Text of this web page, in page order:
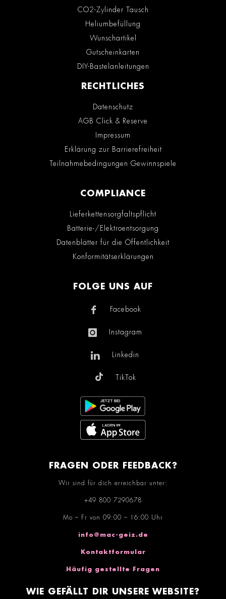
CO2-Zylinder Tausch
Heliumbefüllung
Wunschartikel
Gutscheinkarten
DIY-Bastelanleitungen
RECHTLICHES
Datenschutz
AGB Click & Reserve
Impressum
Erklärung zur Barrierefreiheit
Teilnahmebedingungen Gewinnspiele
COMPLIANCE
Lieferkettensorgfaltspflicht
Batterie-/Elektroentsorgung
Datenblätter für die Öffentlichkeit
Konformitätserklärungen
FOLGE UNS AUF
Facebook
Instagram
Linkedin
TikTok
FRAGEN ODER FEEDBACK?
Wir sind für dich erreichbar unter:
+49 800 7290678
Mo – Fr von 09:00 – 16:00 Uhr
info@mac-geiz.de
Kontaktformular
Häufig gestellte Fragen
WIE GEFÄLLT DIR UNSERE WEBSITE?